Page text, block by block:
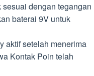
dengan tegangan
baterai 9V untuk
aktif setelah menerima
Kontak Poin telah